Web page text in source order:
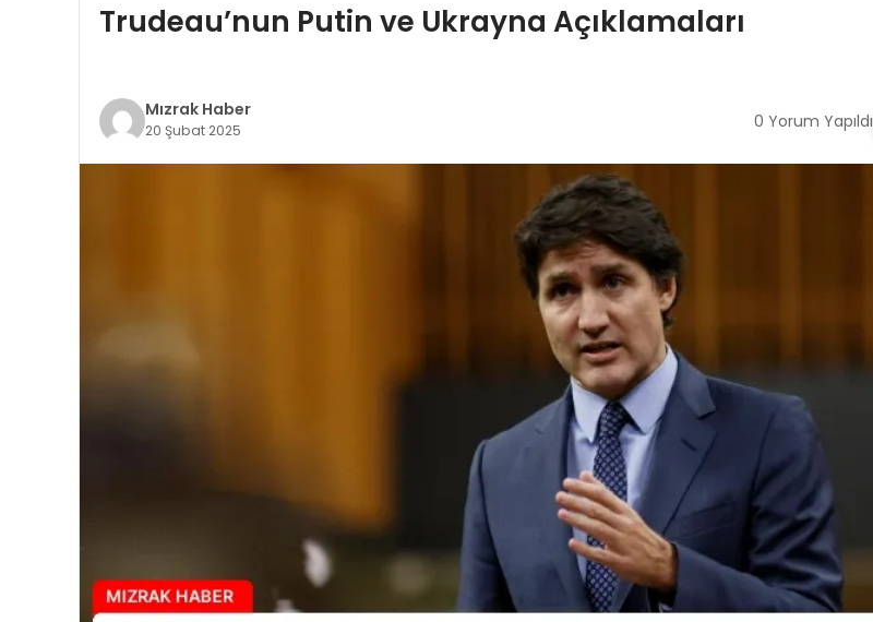
Trudeau’nun Putin ve Ukrayna Açıklamaları
Mızrak Haber
20 Şubat 2025 0 Yorum Yapıldı